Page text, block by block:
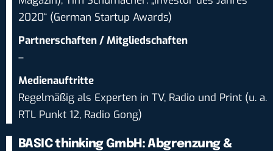
2020“ (German Startup Awards)
Partnerschaften / Mitgliedschaften
–
Medienauftritte
Regelmäßig als Experten in TV, Radio und Print (u. a.
RTL Punkt 12, Radio Gong)
BASIC thinking GmbH: Abgrenzung &